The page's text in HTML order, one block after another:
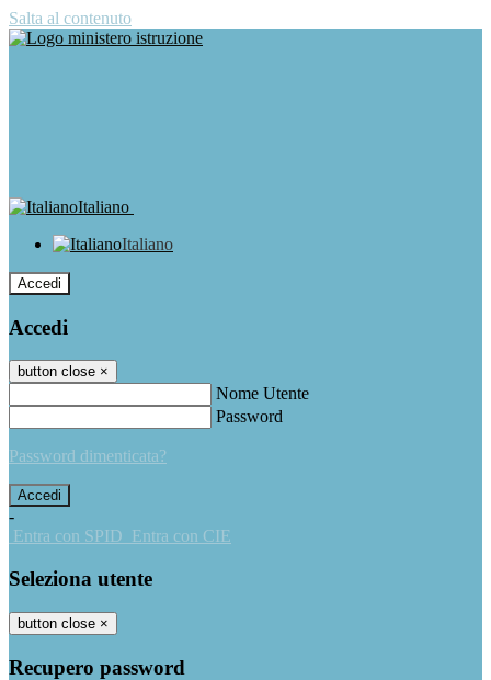
Salta al contenuto
Italiano
Italiano
Accedi
Accedi
button close ×
Nome Utente
Password
Password dimenticata?
-
Entra con SPID Entra con CIE
Seleziona utente
button close ×
Recupero password